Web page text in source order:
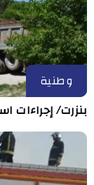
وطنية
بنزرت/ إجراءات